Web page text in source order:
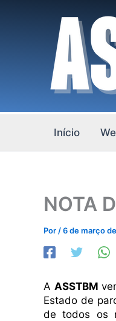
Início
NOTA
Por /6 de março
A ASSTBM
Estado de
de todos os